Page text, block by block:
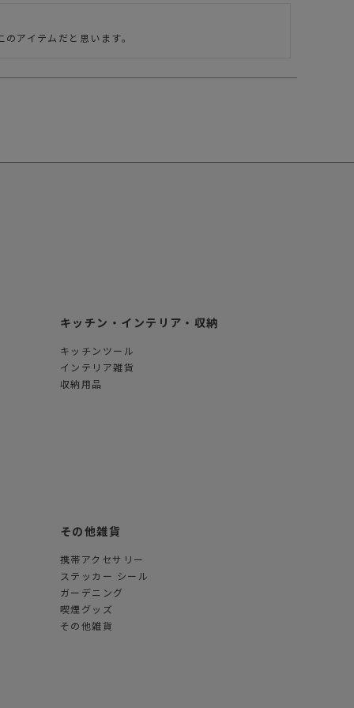
アイテムだと思います。
キッチン・インテリア・収納
キッチンツール
インテリア雑貨
収納用品
その他雑貨
携帯アクセサリー
ステッカー シール
ガーデニング
喫煙グッズ
その他雑貨